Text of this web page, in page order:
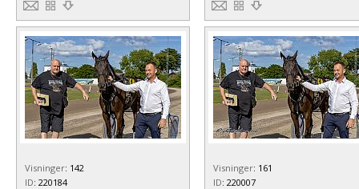
Visninger: 142
ID: 220184
Visninger: 161
ID: 220007